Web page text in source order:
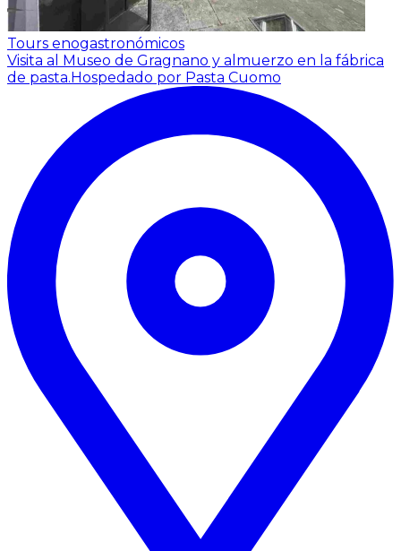
Tours enogastronómicos
Visita al Museo de Gragnano y almuerzo en la fábrica
de pasta.Hospedado por Pasta Cuomo